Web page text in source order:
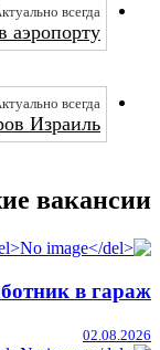
всегда
аэропорту
всегда
Израиль
вакансии
в гараж
02.08.2026